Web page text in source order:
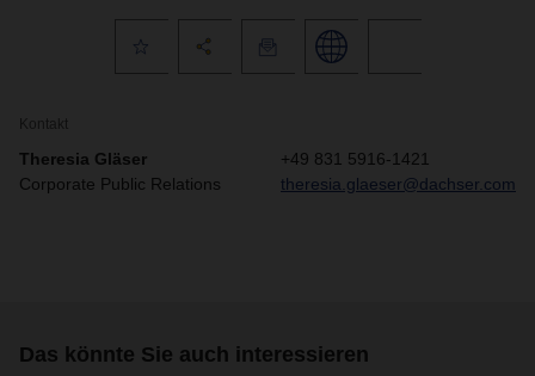
Kontakt
Theresia Gläser
Corporate Public Relations
+49 831 5916-1421
theresia.glaeser@dachser.com
Das könnte Sie auch interessieren